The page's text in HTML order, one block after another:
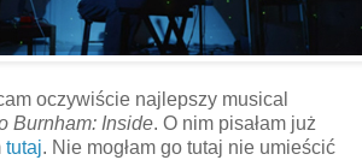
oczywiście najlepszy musical
Burnham: Inside. O nim pisałam już
tutaj. Nie mogłam go tutaj nie umieścić